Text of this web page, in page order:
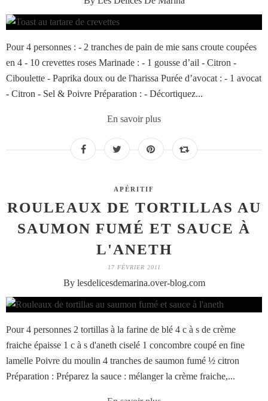
Pour 4 personnes : - 2 tranches de pain de mie sans croute coupées
en 4 - 10 crevettes roses Marinade : - 1 gousse d’ail - Citron -
Ciboulette - Paprika doux ou de l'harissa Purée d’avocat : - 1 avocat
- Citron - Sel & Poivre Préparation : - Décortiquez...
En savoir plus
APÉRITIF
ROULEAUX DE TORTILLAS AU
SAUMON FUMÉ ET SAUCE À
L'ANETH
17 FÉVRIER 2011
By lesdelicesdemarina.over-blog.com
Pour 4 personnes 2 tortillas à la farine de blé 4 c à s de crème
fraiche épaisse 1 c à s d'aneth ciselé 1 concombre coupé en fine
lamelle Poivre du moulin 4 tranches de saumon fumé ½ citron
Préparation : Préparez la sauce : mélanger la crème fraiche,...